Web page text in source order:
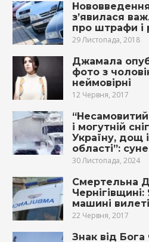
з’явилася
про штрафи і
29 Листопада, 2018
Джамала
фото з
неймовірні
12 Червня, 2017
і могутній
Україну, дощ
області”:
30 Листопада, 2024
Cмертельна
Чернігівщині:
машині
22 Червня, 2017
Знак від